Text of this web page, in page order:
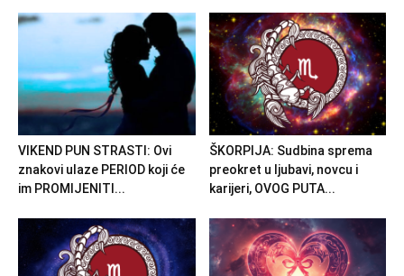
VIKEND PUN STRASTI: Ovi
znakovi ulaze PERIOD koji će
im PROMIJENITI...
ŠKORPIJA: Sudbina sprema
preokret u ljubavi, novcu i
karijeri, OVOG PUTA...